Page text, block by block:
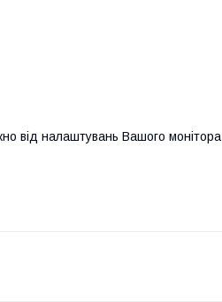
від налаштувань Вашого монітора